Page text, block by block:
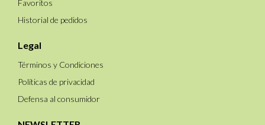
Favoritos
Historial de pedidos
Legal
Términos y Condiciones
Políticas de privacidad
Defensa al consumidor